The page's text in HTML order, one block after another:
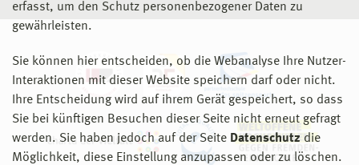
erfasst, um den Schutz personenbezogener Daten zu
gewährleisten.
Sie können hier entscheiden, ob die Webanalyse Ihre Nutzer-
Interaktionen mit dieser Website speichern darf oder nicht.
Ihre Entscheidung wird auf ihrem Gerät gespeichert, so dass
Sie bei künftigen Besuchen dieser Seite nicht erneut gefragt
werden. Sie haben jedoch auf der Seite Datenschutz die
Möglichkeit, diese Einstellung anzupassen oder zu löschen.